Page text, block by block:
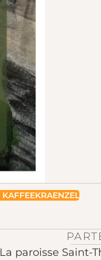
KAFFEEKRAENZEL
La paroisse Saint-